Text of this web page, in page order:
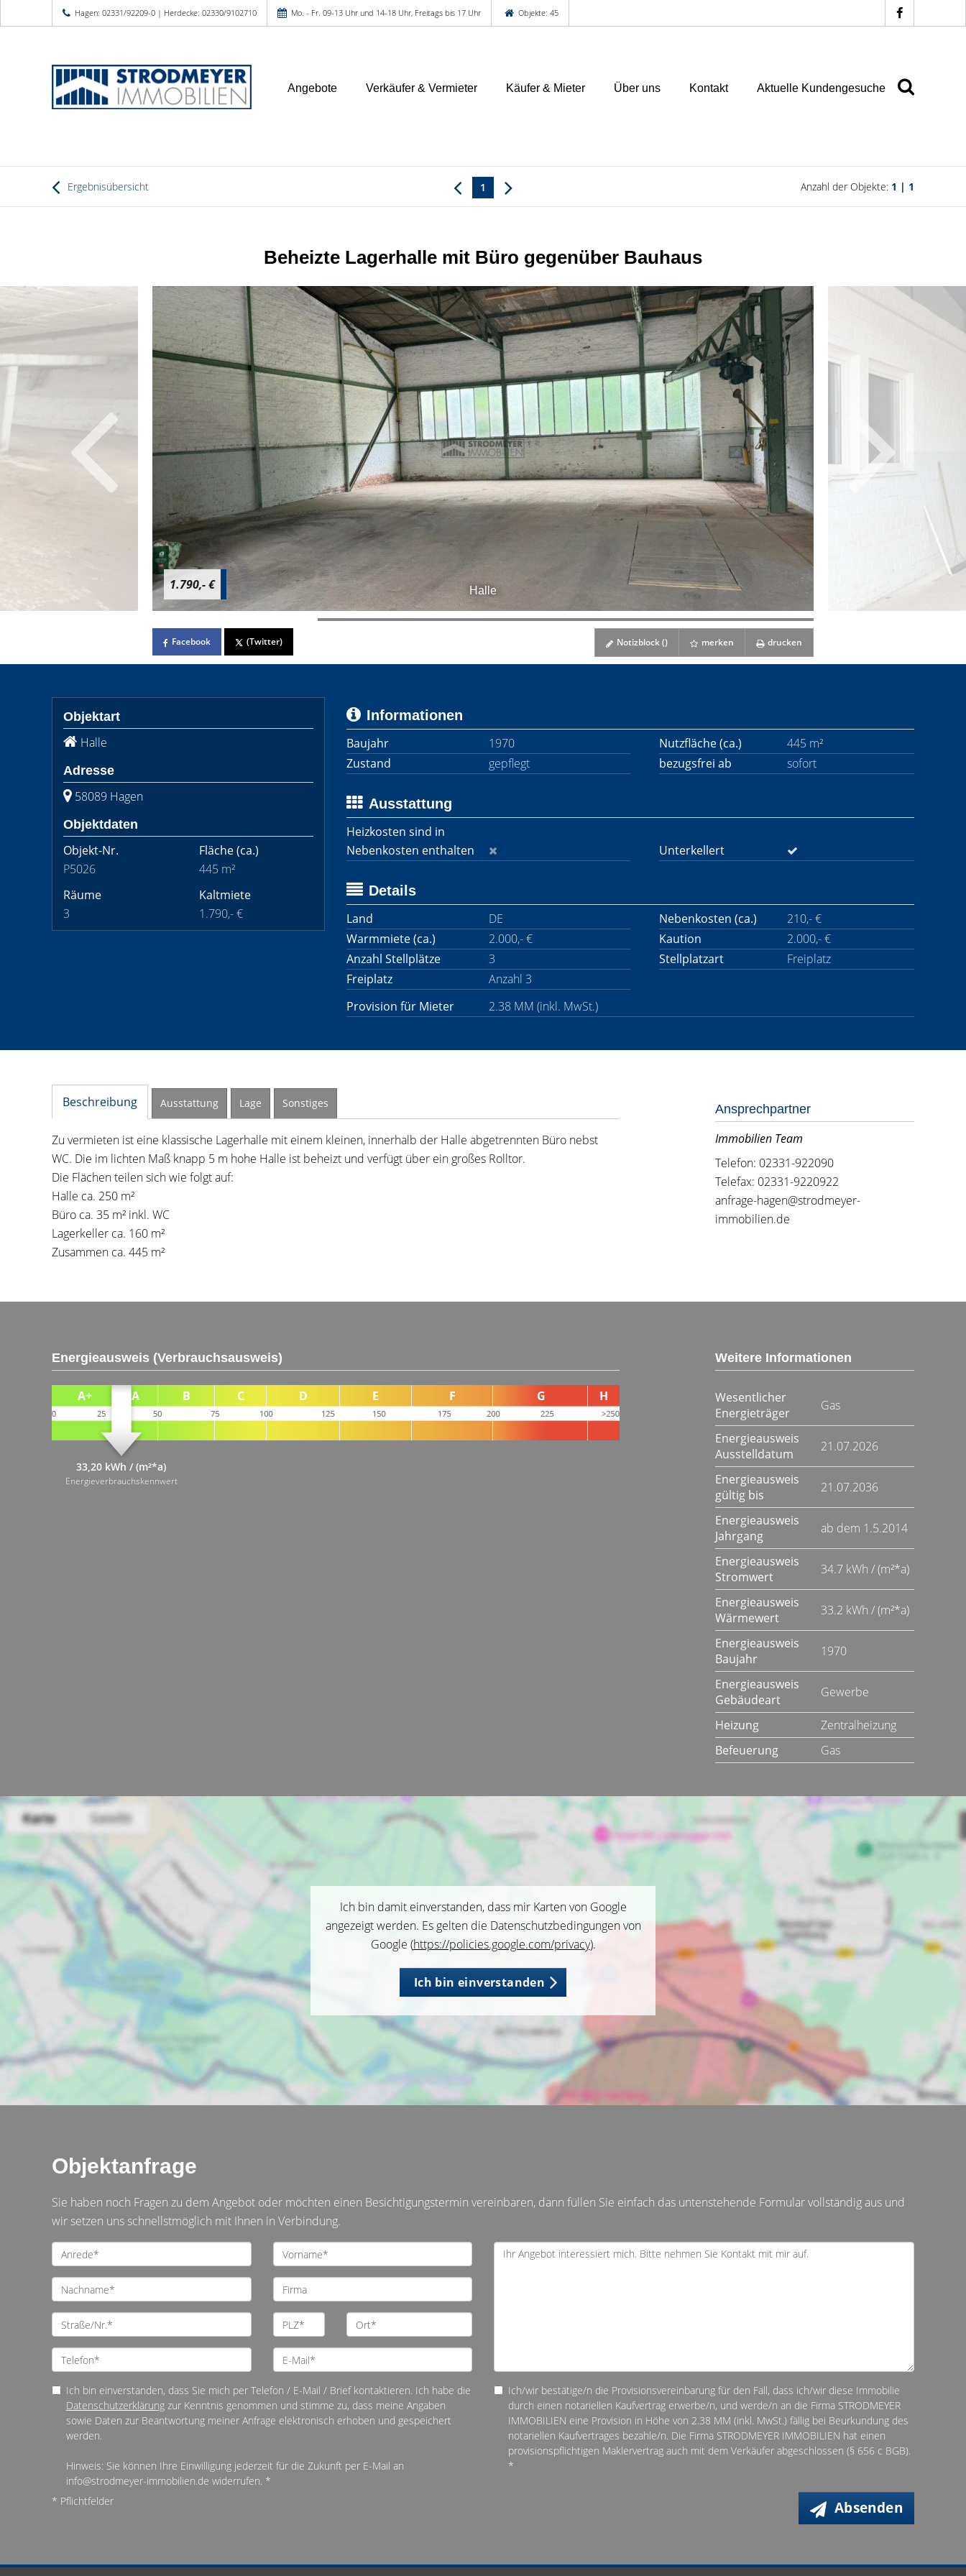
Hagen: 02331/92209-0 | Herdecke: 02330/9102710 Mo. - Fr. 09-13 Uhr und 14-18 Uhr, Freitags bis 17 Uhr Objekte: 45
Angebote Verkäufer & Vermieter Käufer & Mieter Über uns Kontakt Aktuelle Kundengesuche
Ergebnisübersicht 1 Anzahl der Objekte: 1 | 1
Beheizte Lagerhalle mit Büro gegenüber Bauhaus
Halle
1.790,- €
Facebook (Twitter) Notizblock () merken drucken
Objektart
Halle
Adresse
58089 Hagen
Objektdaten
Objekt-Nr.
P5026
Fläche(ca.)
445 m²
Räume
3
Kaltmiete
1.790,- €
Informationen
Baujahr
1970 Nutzfläche (ca.)
445 m²
Zustand
gepflegt bezugsfrei ab sofort
Ausstattung
Heizkosten sind in
Nebenkosten enthalten
Unterkellert
Details
Land
DE Nebenkosten (ca.)
210,- €
Warmmiete (ca.)
2.000,- € Kaution
2.000,- €
Anzahl Stellplätze
3 Stellplatzart
Freiplatz
Freiplatz
Anzahl 3
Provision für Mieter
2.38 MM (inkl. MwSt.)
Beschreibung Ausstattung Lage Sonstiges
Zu vermieten ist eine klassische Lagerhalle mit einem kleinen, innerhalb der Halle abgetrennten Büro nebst
WC. Die im lichten Maß knapp 5 m hohe Halle ist beheizt und verfügt über ein großes Rolltor.
Die Flächen teilen sich wie folgt auf:
Halle ca. 250 m²
Büro ca. 35 m² inkl. WC
Lagerkeller ca. 160 m²
Zusammen ca. 445 m²
Ansprechpartner
Immobilien Team
Telefon: 02331-922090
Telefax: 02331-9220922
anfrage-hagen@strodmeyer-
immobilien.de
Energieausweis (Verbrauchsausweis)
33,20 kWh / (m²*a)
Energieverbrauchskennwert
Weitere Informationen
Wesentlicher
Energieträger
Gas
Energieausweis
Ausstelldatum
21.07.2026
Energieausweis
gültig bis
21.07.2036
Energieausweis
Jahrgang
ab dem 1.5.2014
Energieausweis
Stromwert
34.7 kWh / (m²*a)
Energieausweis
Wärmewert
33.2 kWh / (m²*a)
Energieausweis
Baujahr
1970
Energieausweis
Gebäudeart
Gewerbe
Heizung
Zentralheizung
Befeuerung
Gas
Ich bin damit einverstanden, dass mir Karten von Google
angezeigt werden. Es gelten die Datenschutzbedingungen von
Google (https://policies.google.com/privacy).
Ich bin einverstanden
Objektanfrage
Sie haben noch Fragen zu dem Angebot oder möchten einen Besichtigungstermin vereinbaren, dann füllen Sie einfach das untenstehende Formular vollständig aus und
wir setzen uns schnellstmöglich mit Ihnen in Verbindung.
Ich bin einverstanden, dass Sie mich per Telefon / E-Mail / Brief kontaktieren. Ich habe die
Datenschutzerklärung zur Kenntnis genommen und stimme zu, dass meine Angaben
sowie Daten zur Beantwortung meiner Anfrage elektronisch erhoben und gespeichert
werden.
Hinweis: Sie können Ihre Einwilligung jederzeit für die Zukunft per E-Mail an
info@strodmeyer-immobilien.de widerrufen. *
Ich/wir bestätige/n die Provisionsvereinbarung für den Fall, dass ich/wir diese Immobilie
durch einen notariellen Kaufvertrag erwerbe/n, und werde/n an die Firma STRODMEYER
IMMOBILIEN eine Provision in Höhe von 2.38 MM (inkl. MwSt.) fällig bei Beurkundung des
notariellen Kaufvertrages bezahle/n. Die Firma STRODMEYER IMMOBILIEN hat einen
provisionspflichtigen Maklervertrag auch mit dem Verkäufer abgeschlossen (§ 656 c BGB).
*
* Pflichtfelder Absenden